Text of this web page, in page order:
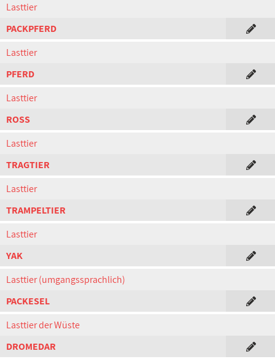
Lasttier
PACKPFERD
Lasttier
PFERD
Lasttier
ROSS
Lasttier
TRAGTIER
Lasttier
TRAMPELTIER
Lasttier
YAK
Lasttier (umgangssprachlich)
PACKESEL
Lasttier der Wüste
DROMEDAR